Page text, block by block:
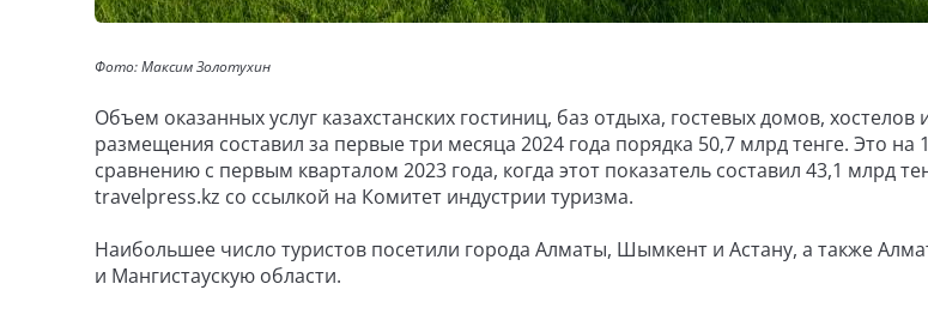
Фото: Максим Золотухин
Объем оказанных услуг казахстанских гостиниц, баз отдыха, гостевых домов, хостелов
размещения составил за первые три месяца 2024 года порядка 50,7 млрд тенге. Это на
сравнению с первым кварталом 2023 года, когда этот показатель составил 43,1 млрд
travelpress.kz со ссылкой на Комитет индустрии туризма.
Наибольшее число туристов посетили города Алматы, Шымкент и Астану, а также
и Мангистаускую области.